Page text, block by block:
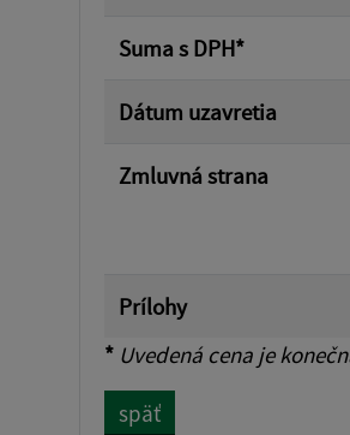
Suma s DPH*
Dátum uzavretia
Zmluvná strana
Prílohy
* Uvedená cena je
späť